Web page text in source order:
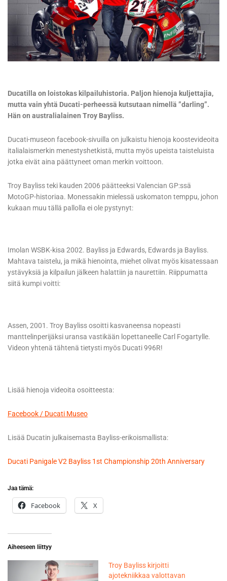
Ducatilla on loistokas kilpailuhistoria. Paljon hienoja kuljettajia,
mutta vain yhtä Ducati-perheessä kutsutaan nimellä ”darling”.
Hän on australialainen Troy Bayliss.
Ducati-museon facebook-sivuilla on julkaistu hienoja koostevideoita
italialaismerkin menestyshetkistä, mutta myös upeista taisteluista
jotka eivät aina päättyneet oman merkin voittoon.
Troy Bayliss teki kauden 2006 päätteeksi Valencian GP:ssä
MotoGP-historiaa. Monessakin mielessä uskomaton temppu, johon
kukaan muu tällä pallolla ei ole pystynyt:
Imolan WSBK-kisa 2002. Bayliss ja Edwards, Edwards ja Bayliss.
Mahtava taistelu, ja mikä hienointa, miehet olivat myös kisatessaan
ystävyksiä ja kilpailun jälkeen halattiin ja naurettiin. Riippumatta
siitä kumpi voitti:
Assen, 2001. Troy Bayliss osoitti kasvaneensa nopeasti
manttelinperijäksi uransa vastikään lopettaneelle Carl Fogartylle.
Videon yhtenä tähtenä tietysti myös Ducati 996R!
Lisää hienoja videoita osoitteesta:
Facebook / Ducati Museo
Lisää Ducatin julkaisemasta Bayliss-erikoismallista:
Ducati Panigale V2 Bayliss 1st Championship 20th Anniversary
Jaa tämä:
Facebook X
Aiheeseen liittyy
Troy Bayliss kirjoitti
ajotekniikkaa valottavan